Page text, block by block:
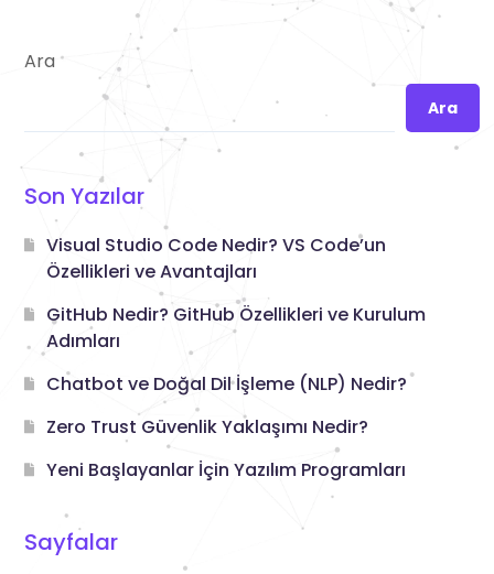
Ara
Ara
Son Yazılar
Visual Studio Code Nedir? VS Code’un
Özellikleri ve Avantajları
GitHub Nedir? GitHub Özellikleri ve Kurulum
Adımları
Chatbot ve Doğal Dil İşleme (NLP) Nedir?
Zero Trust Güvenlik Yaklaşımı Nedir?
Yeni Başlayanlar İçin Yazılım Programları
Sayfalar